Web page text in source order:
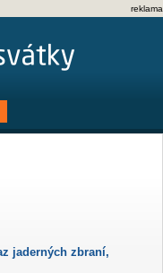
reklama
jaderných zbraní,